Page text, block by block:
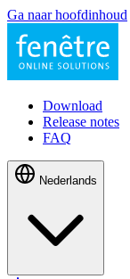
Ga naar hoofdinhoud
Download
Release notes
FAQ
Nederlands